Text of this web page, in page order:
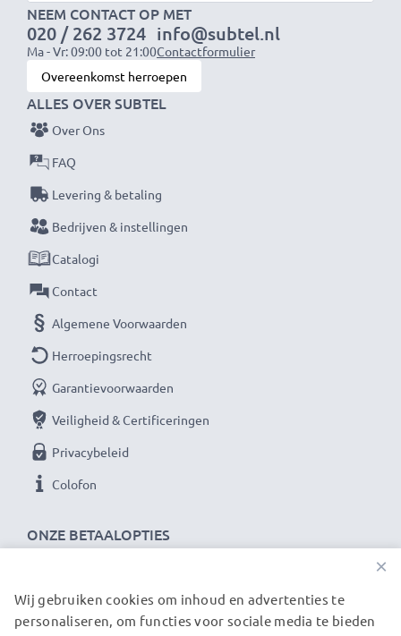
kwaliteit en een uitstekende stroomverzorging tegen
een eerlijke prijs.
★ 3 Jaar Garantie ★
Als internationale vakhandelaar sinds 2004 weten wij
waarom het draait bij hoogwaardige producten.
Daarom bieden wij 36 maanden garantie!
NEEM CONTACT OP MET
020 / 262 3724
Ma - Vr: 09:00 tot 21:00
info@subtel.nl
Contactformulier
Overeenkomst herroepen
ONZE BETAALOPTIES
ALLES OVER SUBTEL
Over Ons
FAQ
Levering & betaling
Bedrijven & instellingen
Catalogi
Contact
Algemene Voorwaarden
Herroepingsrecht
Garantievoorwaarden
Veiligheid & Certificeringen
Privacybeleid
Colofon
ONZE VERZENDPARTNERS
×
Wij gebruiken cookies om inhoud en advertenties te
personaliseren, om functies voor sociale media te bieden